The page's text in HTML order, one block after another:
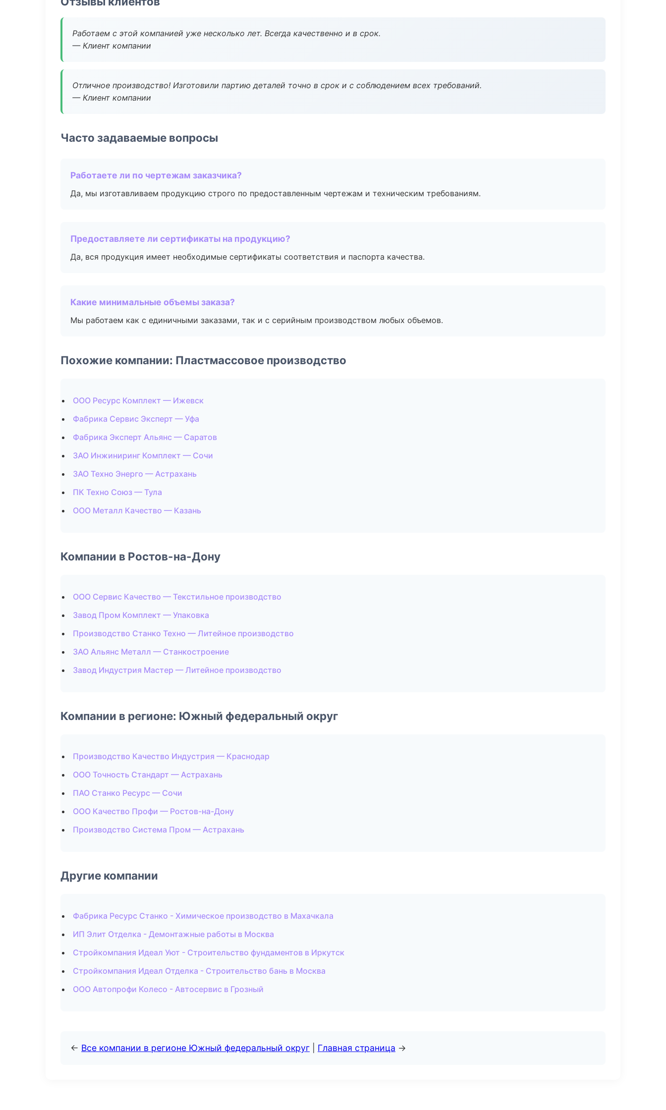
Работаем с этой компанией уже несколько лет. Всегда качественно и в срок.
— Клиент компании
Отличное производство! Изготовили партию деталей точно в срок и с соблюдением всех требований.
— Клиент компании
Часто задаваемые вопросы
Работаете ли по чертежам заказчика?
Да, мы изготавливаем продукцию строго по предоставленным чертежам и техническим требованиям.
Предоставляете ли сертификаты на продукцию?
Да, вся продукция имеет необходимые сертификаты соответствия и паспорта качества.
Какие минимальные объемы заказа?
Мы работаем как с единичными заказами, так и с серийным производством любых объемов.
Похожие компании: Пластмассовое производство
ООО Ресурс Комплект — Ижевск
Фабрика Сервис Эксперт — Уфа
Фабрика Эксперт Альянс — Саратов
ЗАО Инжиниринг Комплект — Сочи
ЗАО Техно Энерго — Астрахань
ПК Техно Союз — Тула
ООО Металл Качество — Казань
Компании в Ростов-на-Дону
ООО Сервис Качество — Текстильное производство
Завод Пром Комплект — Упаковка
Производство Станко Техно — Литейное производство
ЗАО Альянс Металл — Станкостроение
Завод Индустрия Мастер — Литейное производство
Компании в регионе: Южный федеральный округ
Производство Качество Индустрия — Краснодар
ООО Точность Стандарт — Астрахань
ПАО Станко Ресурс — Сочи
ООО Качество Профи — Ростов-на-Дону
Производство Система Пром — Астрахань
Другие компании
Фабрика Ресурс Станко - Химическое производство в Махачкала
ИП Элит Отделка - Демонтажные работы в Москва
Стройкомпания Идеал Уют - Строительство фундаментов в Иркутск
Стройкомпания Идеал Отделка - Строительство бань в Москва
ООО Автопрофи Колесо - Автосервис в Грозный
← Все компании в регионе Южный федеральный округ Главная страница →